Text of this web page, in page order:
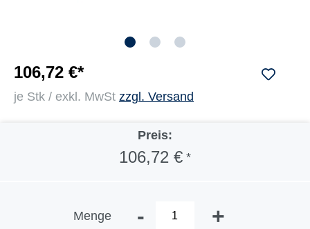
106,72 €*
je Stk / exkl. MwSt zzgl. Versand
Preis:
106,72 € *
Menge - +